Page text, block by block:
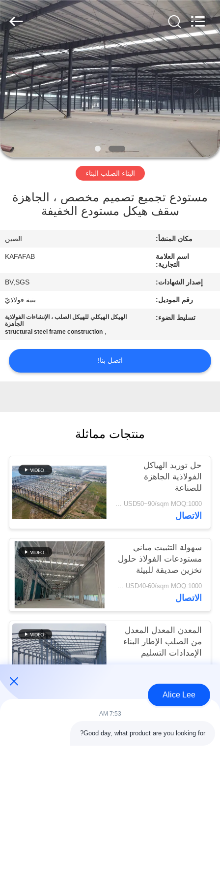
المنزل
المنتجات
فيديوهات
عرض
الواقع
معلومات
في
المصنع
مراقبة
اتصل
القضايا
خريطة
الموقع
سياسة
الخصوصية
Qingdao
Fabrication
Co.,
Ltd..
All
Rights
Reserved.
البناء الصلب البناء
مستودع تجميع تصميم مخصص ، الجاهزة
سقف هيكل مستودع الخفيفة
مكان المنشأ: الصين
اسم العلامة
التجارية:
KAFAFAB
إصدار الشهادات: BV,SGS
رقم الموديل: بنية فولاذيّ
تسليط الضوء:
الهيكل الهيكلي للهيكل الصلب ، الإنشاءات الفولاذية
الجاهزة
,
structural steel frame construction
اتصل بنا!
منتجات مماثلة
حل توريد الهياكل
الفولاذية الجاهزة
للصناعة
USD50~90/sqm MOQ:1000 متر مربع
الاتصال
سهولة التثبيت مباني
مستودعات الفولاذ حلول
تخزين صديقة للبيئة
USD40-60/sqm MOQ:1000 متر مربع
الاتصال
المعدن المعدل المعدل
من الصلب الإطار البناء
الإمدادات التسليم
Alice Lee
7:53 AM
Good day, what product are you looking for?